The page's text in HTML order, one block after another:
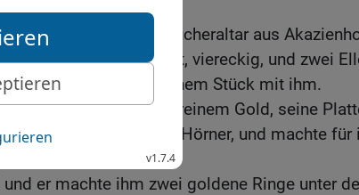
Räucheraltar
Er fertigte auch den Räucheraltar aus
lang und eine Elle breit, viereckig, und zwei
Hörner waren aus einem Stück mit ihm.
Und er überzog ihn mit reinem Gold, seine
ringsum und seine Hörner, und machte für
und er machte ihm zwei goldene Ringe unter